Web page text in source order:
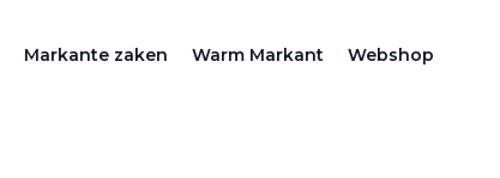
Markante zaken Warm Markant Webshop